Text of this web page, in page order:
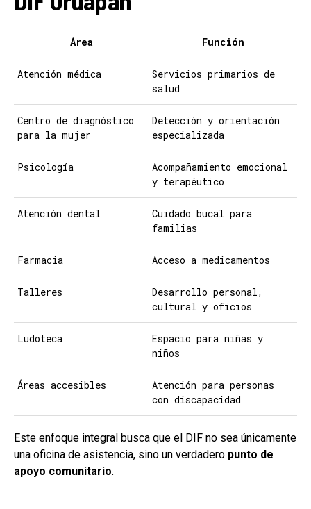
Área Función
Atención médica
Servicios primarios de
salud
Centro de diagnóstico
para la mujer
Detección y orientación
especializada
Psicología
Acompañamiento emocional
y terapéutico
Atención dental
Cuidado bucal para
familias
Farmacia Acceso a medicamentos
Talleres
Desarrollo personal,
cultural y oficios
Ludoteca
Espacio para niñas y
niños
Áreas accesibles
Atención para personas
con discapacidad
Este enfoque integral busca que el DIF no sea únicamente
una oficina de asistencia, sino un verdadero punto de
apoyo comunitario.